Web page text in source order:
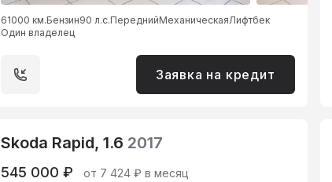
61000 км.Бензин90 л.с.ПереднийМеханическаяЛифтбек
Один владелец
Заявка на кредит
Skoda Rapid, 1.6 2017
545 000 ₽ от 7 424 ₽ в месяц